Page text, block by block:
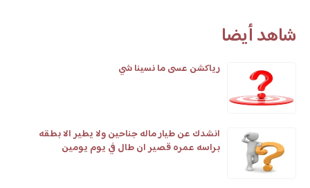
شاهد أيضا
رياكشن عسى ما نسينا شي
انشدك عن طيار ماله جناحين ولا يطير الا بطقه
براسه عمره قصير ان طال في يوم يومين